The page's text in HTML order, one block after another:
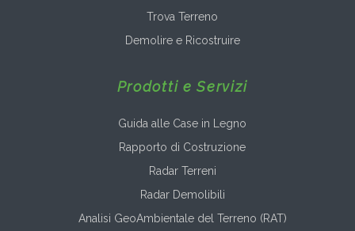
Trova Terreno
Demolire e Ricostruire
Prodotti e Servizi
Guida alle Case in Legno
Rapporto di Costruzione
Radar Terreni
Radar Demolibili
Analisi GeoAmbientale del Terreno (RAT)